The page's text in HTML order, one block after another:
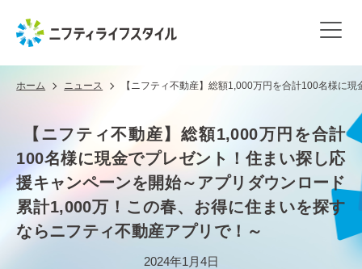
ホーム ニュース 【ニフティ不動産】総額1,000万円を合計100名様に
【ニフティ不動産】総額1,000万円を合計
100名様に現金でプレゼント！住まい探し応
援キャンペーンを開始～アプリダウンロード
累計1,000万！この春、お得に住まいを探す
ならニフティ不動産アプリで！～
2024年1月4日